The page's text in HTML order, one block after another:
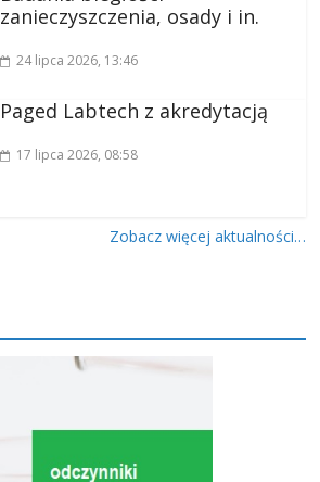
zanieczyszczenia, osady i in.
24 lipca 2026, 13:46
Paged Labtech z akredytacją
17 lipca 2026, 08:58
Zobacz więcej aktualności…